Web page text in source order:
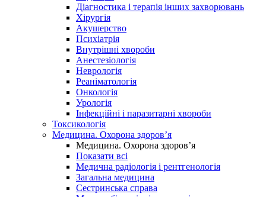
Діагностика і терапія інших захворювань
Хірургія
Акушерство
Психіатрія
Внутрішні хвороби
Анестезіологія
Неврологія
Реаніматологія
Онкологія
Урологія
Інфекційні і паразитарні хвороби
Токсикологія
Медицина. Охорона здоров’я
Медицина. Охорона здоров’я
Показати всі
Медична радіологія і рентгенологія
Загальна медицина
Сестринська справа